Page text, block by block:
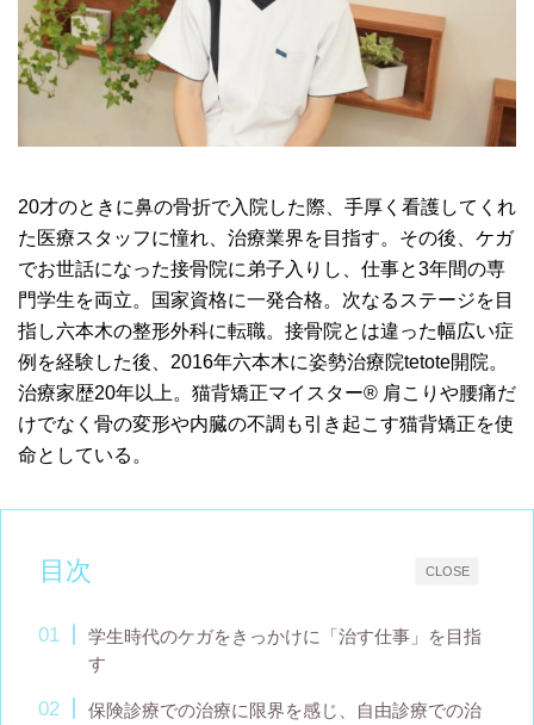
20才のときに鼻の骨折で入院した際、手厚く看護してくれ
た医療スタッフに憧れ、治療業界を目指す。その後、ケガ
でお世話になった接骨院に弟子入りし、仕事と3年間の専
門学生を両立。国家資格に一発合格。次なるステージを目
指し六本木の整形外科に転職。接骨院とは違った幅広い症
例を経験した後、2016年六本木に姿勢治療院tetote開院。
治療家歴20年以上。猫背矯正マイスター® 肩こりや腰痛だ
けでなく骨の変形や内臓の不調も引き起こす猫背矯正を使
命としている。
CLOSE
目次
学生時代のケガをきっかけに「治す仕事」を目指
す
保険診療での治療に限界を感じ、自由診療での治